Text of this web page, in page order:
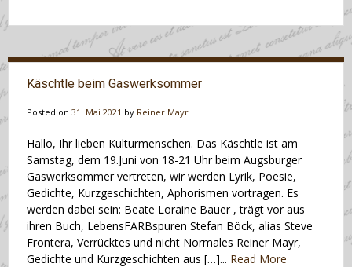
Käschtle beim Gaswerksommer
Posted on 31. Mai 2021 by Reiner Mayr
Hallo, Ihr lieben Kulturmenschen. Das Käschtle ist am
Samstag, dem 19.Juni von 18-21 Uhr beim Augsburger
Gaswerksommer vertreten, wir werden Lyrik, Poesie,
Gedichte, Kurzgeschichten, Aphorismen vortragen. Es
werden dabei sein: Beate Loraine Bauer , trägt vor aus
ihren Buch, LebensFARBspuren Stefan Böck, alias Steve
Frontera, Verrücktes und nicht Normales Reiner Mayr,
Gedichte und Kurzgeschichten aus […]... Read More